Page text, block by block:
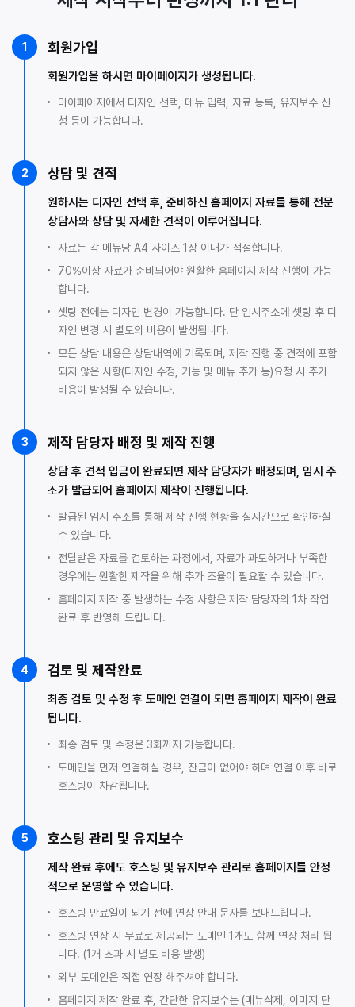
1 회원가입
회원가입을 하시면 마이페이지가 생성됩니다.
마이페이지에서 디자인 선택, 메뉴 입력, 자료 등록, 유지보수 신
청 등이 가능합니다.
2 상담 및 견적
원하시는 디자인 선택 후, 준비하신 홈페이지 자료를 통해 전문
상담사와 상담 및 자세한 견적이 이루어집니다.
자료는 각 메뉴당 A4 사이즈 1장 이내가 적절합니다.
70%이상 자료가 준비되어야 원활한 홈페이지 제작 진행이 가능
합니다.
셋팅 전에는 디자인 변경이 가능합니다. 단 임시주소에 셋팅 후 디
자인 변경 시 별도의 비용이 발생됩니다.
모든 상담 내용은 상담내역에 기록되며, 제작 진행 중 견적에 포함
되지 않은 사항(디자인 수정, 기능 및 메뉴 추가 등)요청 시 추가
비용이 발생될 수 있습니다.
3 제작 담당자 배정 및 제작 진행
상담 후 견적 입금이 완료되면 제작 담당자가 배정되며, 임시 주
소가 발급되어 홈페이지 제작이 진행됩니다.
발급된 임시 주소를 통해 제작 진행 현황을 실시간으로 확인하실
수 있습니다.
전달받은 자료를 검토하는 과정에서, 자료가 과도하거나 부족한
경우에는 원활한 제작을 위해 추가 조율이 필요할 수 있습니다.
홈페이지 제작 중 발생하는 수정 사항은 제작 담당자의 1차 작업
완료 후 반영해 드립니다.
4 검토 및 제작완료
최종 검토 및 수정 후 도메인 연결이 되면 홈페이지 제작이 완료
됩니다.
최종 검토 및 수정은 3회까지 가능합니다.
도메인을 먼저 연결하실 경우, 잔금이 없어야 하며 연결 이후 바로
호스팅이 차감됩니다.
5 호스팅 관리 및 유지보수
제작 완료 후에도 호스팅 및 유지보수 관리로 홈페이지를 안정
적으로 운영할 수 있습니다.
호스팅 만료일이 되기 전에 연장 안내 문자를 보내드립니다.
호스팅 연장 시 무료로 제공되는 도메인 1개도 함께 연장 처리 됩
니다. (1개 초과 시 별도 비용 발생)
외부 도메인은 직접 연장 해주셔야 합니다.
홈페이지 제작 완료 후, 간단한 유지보수는 (메뉴삭제, 이미지 단